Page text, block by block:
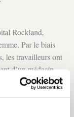
Rockland,
Par le biais
les travailleurs ont
d’un médecin
Oamprakash